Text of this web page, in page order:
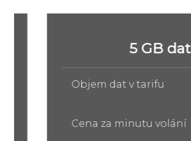
5 GB dat
Objem dat v tarifu
Cena za minutu volání